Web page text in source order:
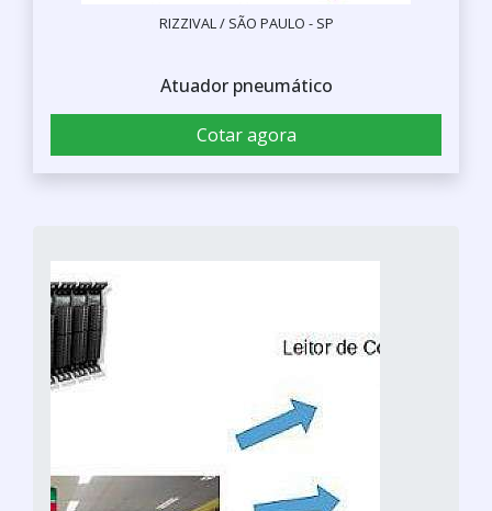
RIZZIVAL / SÃO PAULO - SP
Atuador pneumático
Cotar agora